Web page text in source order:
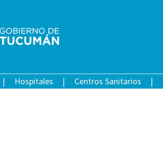
Hospitales Centros Sanitarios